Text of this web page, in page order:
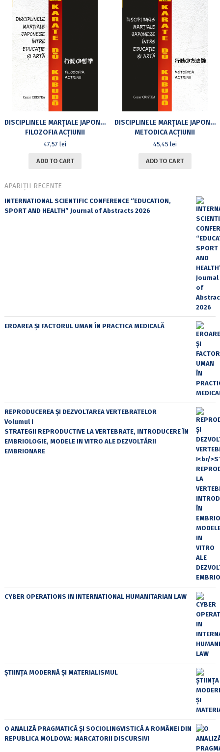
DISCIPLINELE MARȚIALE JAPONEZE ÎNTRE EDUCAȚIE ȘI ARTĂ
FILOZOFIA ACȚIUNII
47,57lei
ADD TO CART
DISCIPLINELE MARȚIALE JAPONEZE ÎNTRE EDUCAȚIE ȘI ARTĂ
METODICA ACȚIUNII
45,45 lei
ADD TO CART
APARIȚII RECENTE
INTERNATIONAL SCIENTIFIC CONFERENCE “EDUCATION,
SPORT AND HEALTH” Journal of Abstracts 2026
EROAREA ȘI FACTORUL UMAN ÎN PRACTICA MEDICALĂ
REPRODUCEREA ȘI DEZVOLTAREA VERTEBRATELOR
Volumul I
STRATEGII REPRODUCTIVE LA VERTEBRATE, INTRODUCERE ÎN
EMBRIOLOGIE, MODELE IN VITRO ALE DEZVOLTĂRII
EMBRIONARE
CYBER OPERATIONS IN INTERNATIONAL HUMANITARIAN LAW
ȘTIINȚA MODERNĂ ȘI MATERIALISMUL
O ANALIZĂ PRAGMATICĂ ȘI SOCIOLINGVISTICĂ A ROMÂNEI DIN
REPUBLICA MOLDOVA: MARCATORII DISCURSIVI